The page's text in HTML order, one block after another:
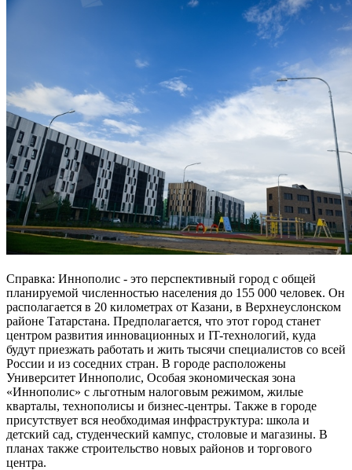
Справка: Иннополис - это перспективный город с общей
планируемой численностью населения до 155 000 человек. Он
располагается в 20 километрах от Казани, в Верхнеуслонском
районе Татарстана. Предполагается, что этот город станет
центром развития инновационных и IT-технологий, куда
будут приезжать работать и жить тысячи специалистов со всей
России и из соседних стран. В городе расположены
Университет Иннополис, Особая экономическая зона
«Иннополис» с льготным налоговым режимом, жилые
кварталы, технополисы и бизнес-центры. Также в городе
присутствует вся необходимая инфраструктура: школа и
детский сад, студенческий кампус, столовые и магазины. В
планах также строительство новых районов и торгового
центра.